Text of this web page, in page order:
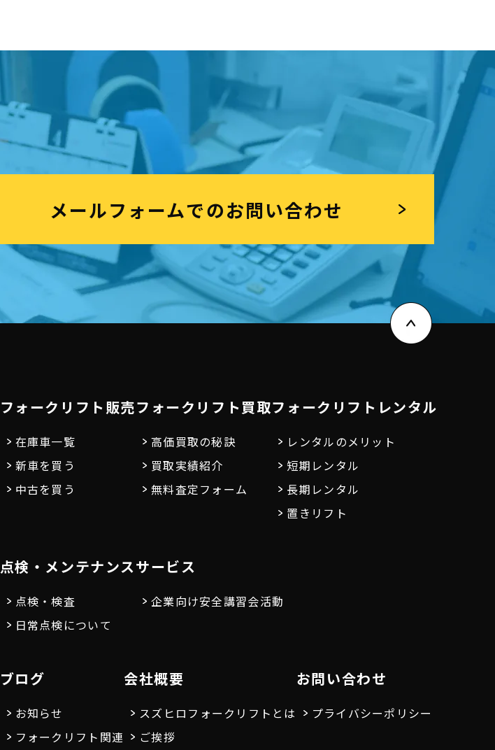
メールフォームでのお問い合わせ
フォークリフト販売
在庫車一覧
新車を買う
中古を買う
フォークリフト買取
高価買取の秘訣
買取実績紹介
無料査定フォーム
フォークリフトレンタル
レンタルのメリット
短期レンタル
長期レンタル
置きリフト
点検・メンテナンス
点検・検査
日常点検について
サービス
企業向け安全講習会活動
ブログ
お知らせ
フォークリフト関連
会社概要
スズヒロフォークリフトとは
ご挨拶
お問い合わせ
プライバシーポリシー